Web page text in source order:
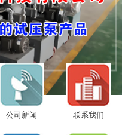
公司新闻 联系我们